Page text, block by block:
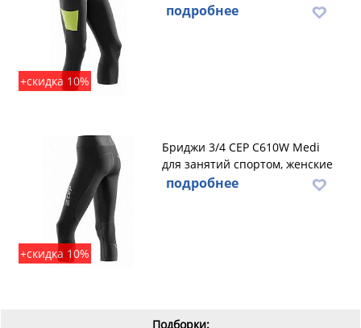
+скидка 10%
подробнее
+скидка 10%
Бриджи 3/4 CEP C610W Medi
для занятий спортом, женские
подробнее
Подборки: